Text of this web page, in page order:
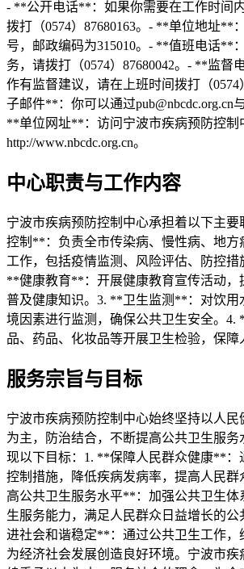
- **公开电话**：如果你需要在工作时间
拨打（0574）87680163。- **单位地址**
号，邮政编码为315010。- **值班电话**
务，请拨打（0574）87680042。- **监督
作有监督建议，请在上班时间拨打（0574
子邮件**：你可以通过pub@nbcdc.org.cn
**单位网址**：访问宁波市疾病预防控制
http://www.nbcdc.org.cn。
中心职责与工作内容
宁波市疾病预防控制中心承担着以下主
控制**：负责全市传染病、慢性病、地方
工作，包括疫情监测、风险评估、防控措
**健康教育**：开展健康教育宣传活动，
普及健康知识。3. **卫生监测**：对饮用
境因素进行监测，确保公共卫生安全。
品、药品、化妆品等开展卫生检验，保障
服务宗旨与目标
宁波市疾病预防控制中心始终坚持以人
为主，防治结合，不断提高公共卫生服务
现以下目标：1. **保障人民群众健康**：
控制措施，降低疾病发病率，提高人民
高公共卫生服务水平**：加强公共卫生体
生服务能力，满足人民群众日益增长的
进社会和谐稳定**：通过公共卫生工作，
为经济社会发展创造良好环境。宁波市